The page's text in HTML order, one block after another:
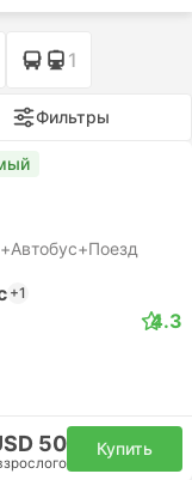
1
Фильтры
+1
4.3
50 Купить